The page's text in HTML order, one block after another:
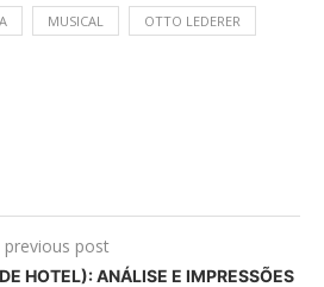
MUSICAL OTTO LEDERER
previous post
HOTEL): ANÁLISE E IMPRESSÕES